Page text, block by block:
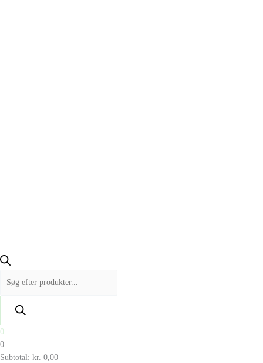
0
0
Subtotal: kr. 0,00